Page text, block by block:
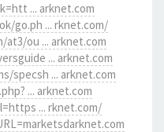
... arknet.com
go.ph ... rknet.com/
ou ... arknet.com
... arknet.com
specsh ... arknet.com
... arknet.com
... rknet.com/